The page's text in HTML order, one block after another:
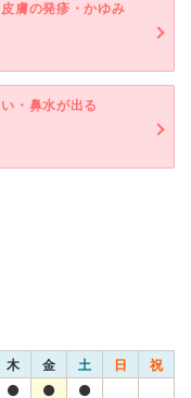
皮膚の発疹・かゆみ
・鼻水が出る
木 金 土 日 祝